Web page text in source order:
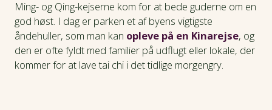
Ming- og Qing-kejserne kom for at bede guderne om en
god høst. I dag er parken et af byens vigtigste
åndehuller, som man kan opleve på en Kinarejse, og
den er ofte fyldt med familier på udflugt eller lokale, der
kommer for at lave tai chi i det tidlige morgengry.